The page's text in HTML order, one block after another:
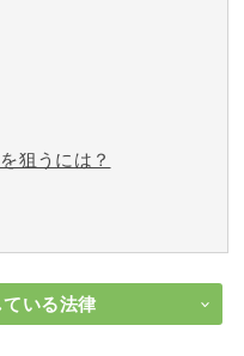
狙うには？
いる法律